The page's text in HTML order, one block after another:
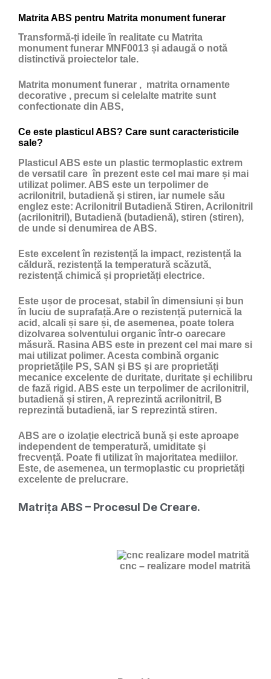
Matrita ABS pentru Matrita monument funerar
Transformă-ți ideile în realitate cu Matrita
monument funerar MNF0013 și adaugă o notă
distinctivă proiectelor tale.
Matrita monument funerar , matrita ornamente
decorative , precum si celelalte matrite sunt
confectionate din ABS,
Ce este plasticul ABS? Care sunt caracteristicile
sale?
Plasticul ABS este un plastic termoplastic extrem
de versatil care în prezent este cel mai mare și mai
utilizat polimer. ABS este un terpolimer de
acrilonitril, butadienă și stiren, iar numele său
englez este: Acrilonitril Butadienă Stiren, Acrilonitril
(acrilonitril), Butadienă (butadienă), stiren (stiren),
de unde si denumirea de ABS.
Este excelent în rezistență la impact, rezistență la
căldură, rezistență la temperatură scăzută,
rezistență chimică și proprietăți electrice.
Este ușor de procesat, stabil în dimensiuni și bun
în luciu de suprafață.Are o rezistență puternică la
acid, alcali și sare și, de asemenea, poate tolera
dizolvarea solventului organic într-o oarecare
măsură. Rasina ABS este in prezent cel mai mare si
mai utilizat polimer. Acesta combină organic
proprietățile PS, SAN și BS și are proprietăți
mecanice excelente de duritate, duritate și echilibru
de fază rigid. ABS este un terpolimer de acrilonitril,
butadienă și stiren, A reprezintă acrilonitril, B
reprezintă butadienă, iar S reprezintă stiren.
ABS are o izolație electrică bună și este aproape
independent de temperatură, umiditate și
frecvență. Poate fi utilizat în majoritatea mediilor.
Este, de asemenea, un termoplastic cu proprietăți
excelente de prelucrare.
Matrița ABS – Procesul De Creare.
cnc – realizare model matrită